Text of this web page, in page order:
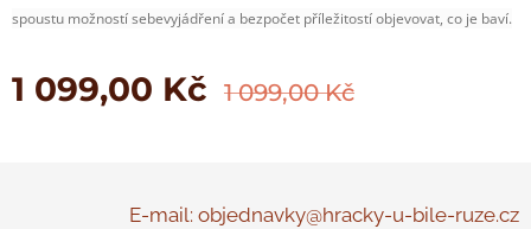
spoustu možností sebevyjádření a bezpočet příležitostí objevovat, co je baví.
1 099,00 Kč 1 099,00Kč
E-mail: objednavky@hracky-u-bile-ruze.cz